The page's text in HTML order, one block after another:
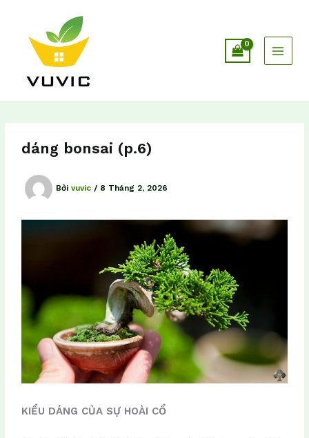
dáng bonsai (p.6)
Bởivuvic / 8 Tháng 2, 2026
KIỂU DÁNG CỦA SỰ HOÀI CỔ